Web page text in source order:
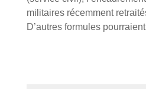
militaires récemment
D’autres formules